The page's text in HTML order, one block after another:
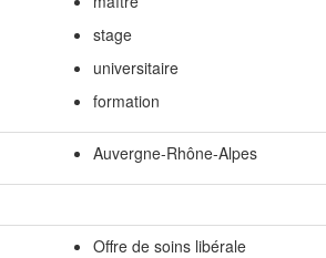
stage
universitaire
formation
Auvergne-Rhône-Alpes
Offre de soins libérale